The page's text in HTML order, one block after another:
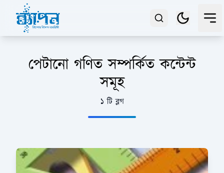
পেটানো গণিত সম্পর্কিত কন্টেন্ট
সমূহ
১ টি ব্লগ